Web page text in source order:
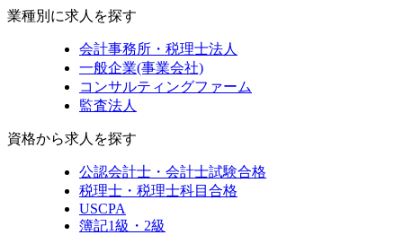
業種別に求人を探す
会計事務所・税理士法人
一般企業(事業会社)
コンサルティングファーム
監査法人
資格から求人を探す
公認会計士・会計士試験合格
税理士・税理士科目合格
USCPA
簿記1級・2級